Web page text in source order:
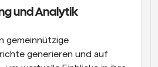
und Analytik
gemeinnützige
generieren und auf